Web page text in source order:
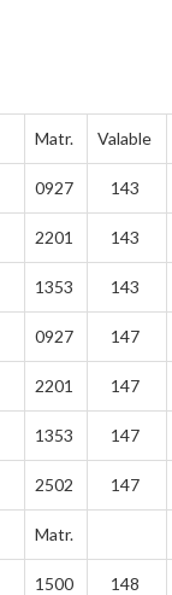
Matr. Valable
0927 143
2201 143
1353 143
0927 147
2201 147
1353 147
2502 147
Matr.
1500 148